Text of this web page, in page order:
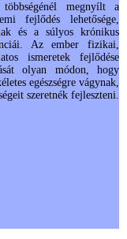
megnyílt a
fejlődés lehetősége,
és a súlyos krónikus
Az ember fizikai,
ismeretek fejlődése
olyan módon, hogy
egészségre vágynak,
szeretnék fejleszteni.